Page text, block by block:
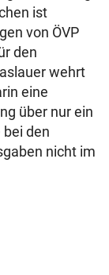
ist
von ÖVP
den
wehrt
eine
über nur ein
den
nicht im